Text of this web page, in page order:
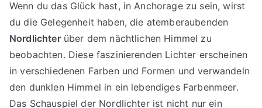
Wenn du das Glück hast, in Anchorage zu sein, wirst
du die Gelegenheit haben, die atemberaubenden
Nordlichterüber dem nächtlichen Himmel zu
beobachten. Diese faszinierenden Lichter erscheinen
in verschiedenen Farben und Formen und verwandeln
den dunklen Himmel in ein lebendiges Farbenmeer.
Das Schauspiel der Nordlichter ist nicht nur ein